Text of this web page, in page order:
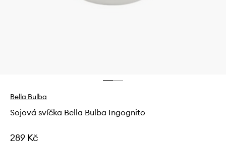
Bella Bulba
Sojová svíčka Bella Bulba Ingognito
289 Kč